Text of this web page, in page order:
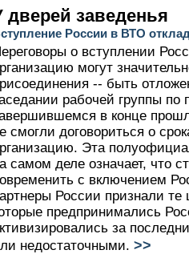
дверей заведенья
России в ВТО
о вступлении
могут
-- быть
рабочей группы
в конце
смогли договориться о
Эта
самом деле означает, что
с включением
России признали
предпринимались
за
недостаточными. >>